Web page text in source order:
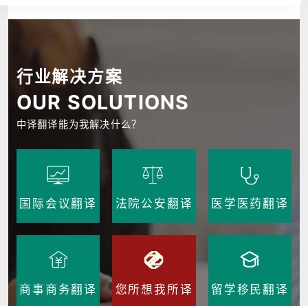
行业解决方案
OUR SOLUTIONS
中译翻译能为我解决什么？
国际会议翻译 法院公安翻译 医学医药翻译
商事商务翻译 您所想我所译 留学移民翻译